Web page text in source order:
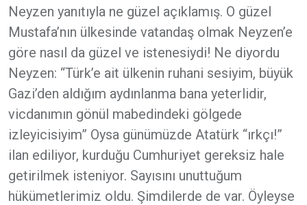
Neyzen yanıtıyla ne güzel açıklamış. O güzel
Mustafa’nın ülkesinde vatandaş olmak Neyzen’e
göre nasıl da güzel ve istenesiydi! Ne diyordu
Neyzen: “Türk’e ait ülkenin ruhani sesiyim, büyük
Gazi’den aldığım aydınlanma bana yeterlidir,
vicdanımın gönül mabedindeki gölgede
izleyicisiyim” Oysa günümüzde Atatürk “ırkçı!”
ilan ediliyor, kurduğu Cumhuriyet gereksiz hale
getirilmek isteniyor. Sayısını unuttuğum
hükümetlerimiz oldu. Şimdilerde de var. Öyleyse